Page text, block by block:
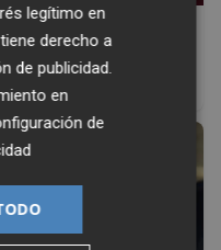
escuela ¡Cómo los de
legítimo en
derecho a
de publicidad
en
de